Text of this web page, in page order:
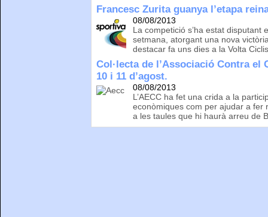
Francesc Zurita guanya l’etapa
08/08/2013
La competició s’ha estat
setmana, atorgant una nova
destacar fa uns dies a la Volta
Col·lecta de l’Associació Contra el
10 i 11 d’agost.
08/08/2013
L’AECC ha fet una crida a la
econòmiques com per ajudar a
a les taules que hi haurà arreu de